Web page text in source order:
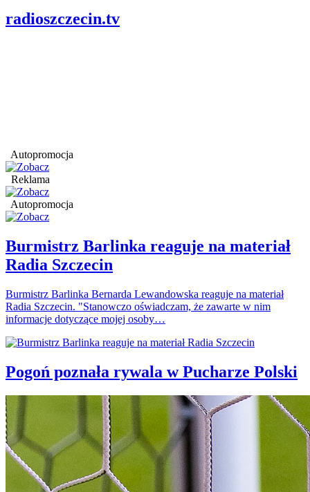
radioszczecin.tv
Autopromocja
Reklama
Autopromocja
Burmistrz Barlinka reaguje na materiał
Radia Szczecin
Burmistrz Barlinka Bernarda Lewandowska reaguje na materiał
Radia Szczecin. "Stanowczo oświadczam, że zawarte w nim
informacje dotyczące mojej osoby…
Pogoń poznała rywala w Pucharze Polski